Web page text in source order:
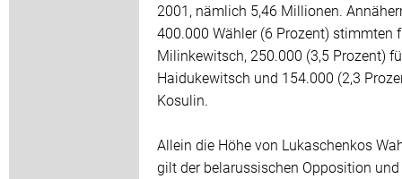
2001, nämlich 5,46 Millionen.
400.000 Wähler (6 Prozent) stimmten
Milinkewitsch, 250.000 (3,5 Prozent)
Haidukewitsch und 154.000 (2,3
Kosulin.
Allein die Höhe von Lukaschenkos
gilt der belarussischen Opposition und